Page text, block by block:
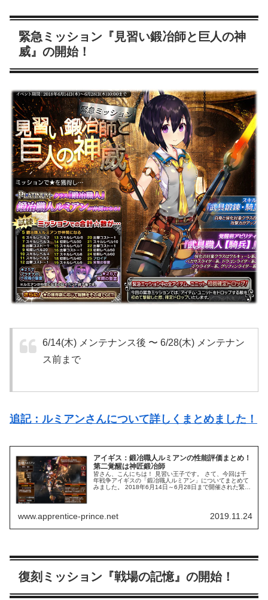
緊急ミッション『見習い鍛冶師と巨人の神
威』の開始！
6/14(木) メンテナンス後 〜 6/28(木) メンテナン
ス前まで
追記：ルミアンさんについて詳しくまとめました！
アイギス：鍛冶職人ルミアンの性能評価まとめ！
第二覚醒は神匠鍛冶師
皆さん、こんにちは！ 見習い王子です。 さて、今回は千
年戦争アイギスの「鍛冶職人ルミアン」についてまとめて
みました。 2018年6月14日～6月28日まで開催された緊急
www.apprentice-prince.net 2019.11.24
復刻ミッション『戦場の記憶』の開始！